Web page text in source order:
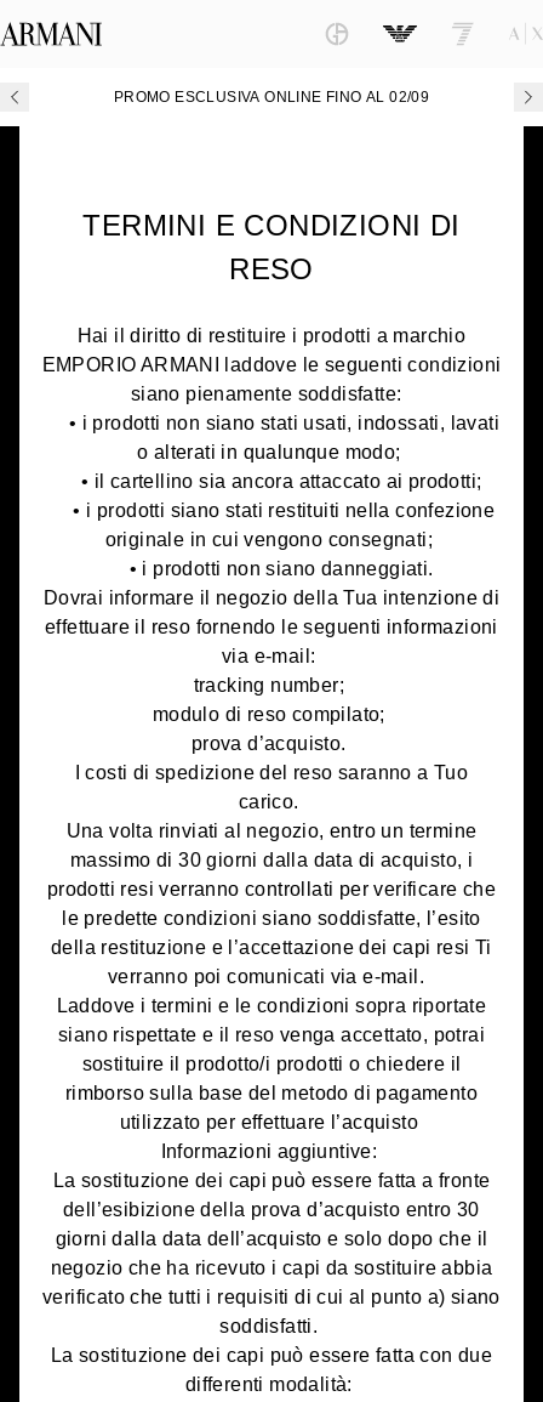
PROMO ESCLUSIVA ONLINE FINO AL 02/09
TERMINI E CONDIZIONI DI
RESO
Hai il diritto di restituire i prodotti a marchio
EMPORIO ARMANI laddove le seguenti condizioni
siano pienamente soddisfatte:
• i prodotti non siano stati usati, indossati, lavati
o alterati in qualunque modo;
• il cartellino sia ancora attaccato ai prodotti;
• i prodotti siano stati restituiti nella confezione
originale in cui vengono consegnati;
• i prodotti non siano danneggiati.
Dovrai informare il negozio della Tua intenzione di
effettuare il reso fornendo le seguenti informazioni
via e-mail:
tracking number;
modulo di reso compilato;
prova d’acquisto.
I costi di spedizione del reso saranno a Tuo
carico.
Una volta rinviati al negozio, entro un termine
massimo di 30 giorni dalla data di acquisto, i
prodotti resi verranno controllati per verificare che
le predette condizioni siano soddisfatte, l’esito
della restituzione e l’accettazione dei capi resi Ti
verranno poi comunicati via e-mail.
Laddove i termini e le condizioni sopra riportate
siano rispettate e il reso venga accettato, potrai
sostituire il prodotto/i prodotti o chiedere il
rimborso sulla base del metodo di pagamento
utilizzato per effettuare l’acquisto
Informazioni aggiuntive:
La sostituzione dei capi può essere fatta a fronte
dell’esibizione della prova d’acquisto entro 30
giorni dalla data dell’acquisto e solo dopo che il
negozio che ha ricevuto i capi da sostituire abbia
verificato che tutti i requisiti di cui al punto a) siano
soddisfatti.
La sostituzione dei capi può essere fatta con due
differenti modalità: